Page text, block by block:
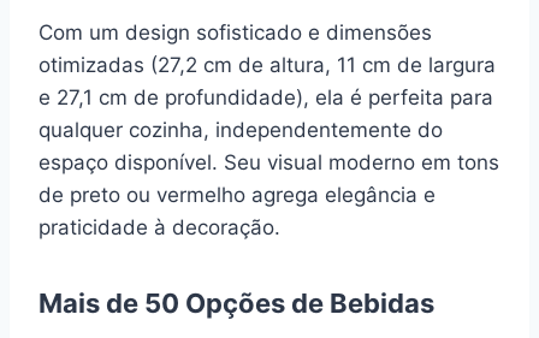
Com um design sofisticado e dimensões
otimizadas (27,2 cm de altura, 11 cm de largura
e 27,1 cm de profundidade), ela é perfeita para
qualquer cozinha, independentemente do
espaço disponível. Seu visual moderno em tons
de preto ou vermelho agrega elegância e
praticidade à decoração.
Mais de 50 Opções de Bebidas